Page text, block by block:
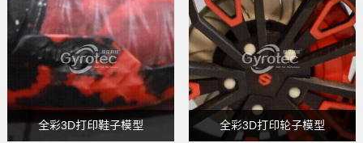
全彩3D打印鞋子模型 全彩3D打印轮子模型